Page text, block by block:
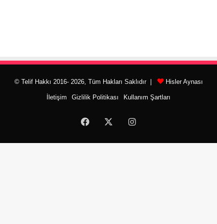
© Telif Hakkı 2016- 2026, Tüm Hakları Saklıdır | Hisler Aynası
İletişim Gizlilik Politikası Kullanım Şartları
Facebook Instagram